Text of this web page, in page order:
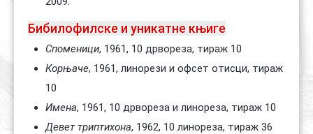
Бибилофилске и уникатне књиге
Споменици, 1961, 10 дрвореза, тираж 10
Корњаче, 1961, линорези и офсет отисци, тираж
10
Имена, 1961, 10 дрвореза и линореза, тираж 10
Девет триптихона, 1962, 10 линореза, тираж 36